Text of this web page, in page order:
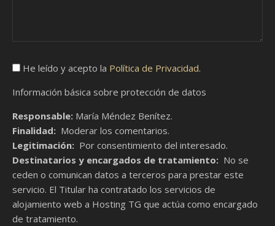
He leído y acepto la Política de Privacidad.
Información básica sobre protección de datos
Responsable: María Méndez Benítez.
Finalidad: Moderar los comentarios.
Legitimación: Por consentimiento del interesado.
Destinatarios y encargados de tratamiento: No se
ceden o comunican datos a terceros para prestar este
servicio. El Titular ha contratado los servicios de
alojamiento web a Hosting TG que actúa como encargado
de tratamiento.